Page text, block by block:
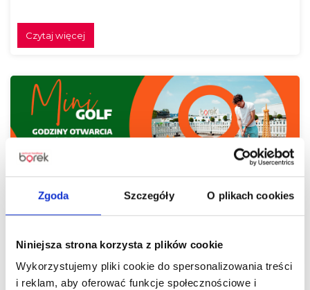
Zgoda Szczegóły O plikach cookies
Niniejsza strona korzysta z plików cookie
Wykorzystujemy pliki cookie do spersonalizowania treści
i reklam, aby oferować funkcje społecznościowe i
Czytaj więcej
Urban Golf na parkingu Centrum Handlowego
Czytaj więcej